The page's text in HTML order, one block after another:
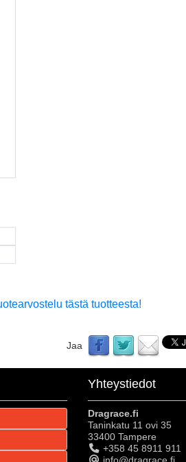
tästä tuotteesta!
Jaa
Yhteystiedot
Dragrace.fi
Taninkatu 11 ovi 35
33400 Tampere
+358 45 8911 911
info@dragrace.fi